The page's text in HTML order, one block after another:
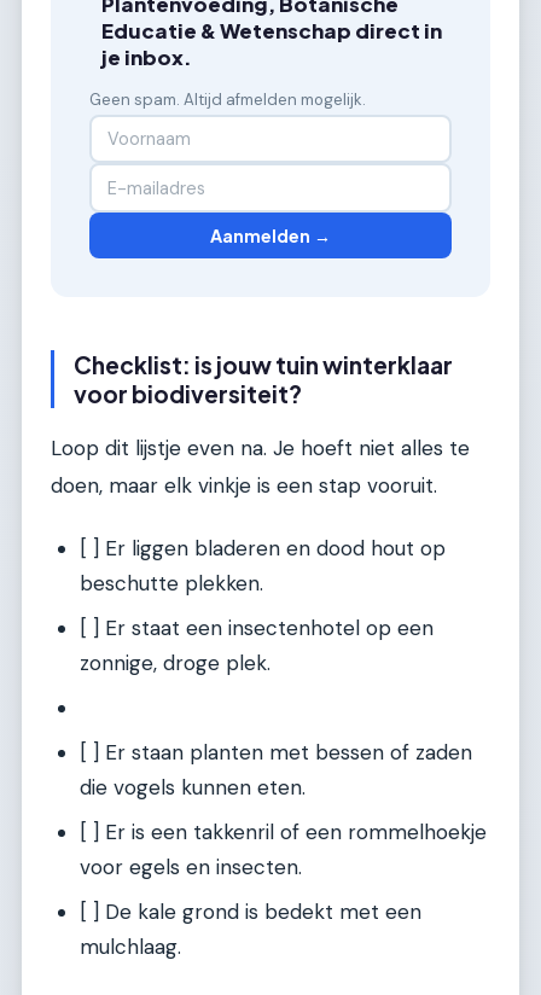
Educatie & Wetenschap direct in
je inbox.
Geen spam. Altijd afmelden mogelijk.
Aanmelden →
Checklist: is jouw tuin winterklaar
voor biodiversiteit?
Loop dit lijstje even na. Je hoeft niet alles te
doen, maar elk vinkje is een stap vooruit.
[ ] Er liggen bladeren en dood hout op
beschutte plekken.
[ ] Er staat een insectenhotel op een
zonnige, droge plek.
[ ] Er staan planten met bessen of zaden
die vogels kunnen eten.
[ ] Er is een takkenril of een rommelhoekje
voor egels en insecten.
[ ] De kale grond is bedekt met een
mulchlaag.